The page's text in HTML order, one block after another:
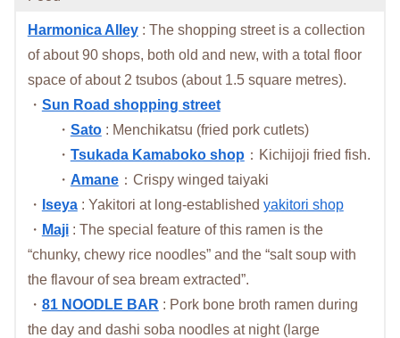
Harmonica Alley: The shopping street is a collection
of about 90 shops, both old and new, with a total floor
space of about 2 tsubos (about 1.5 square metres).
・ Sun Road shopping street
・ Sato: Menchikatsu (fried pork cutlets)
・ Tsukada Kamaboko shop ：Kichijoji fried fish.
・ Amane：Crispy winged taiyaki
・ Iseya: Yakitori at long-established yakitori shop
・ Maji: The special feature of this ramen is the
“chunky, chewy rice noodles” and the “salt soup with
the flavour of sea bream extracted”.
・ 81 NOODLE BAR : Pork bone broth ramen during
the day and dashi soba noodles at night (large